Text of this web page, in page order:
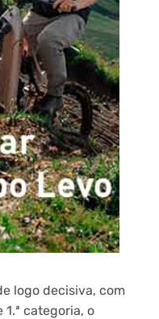
logo decisiva, com
categoria, o